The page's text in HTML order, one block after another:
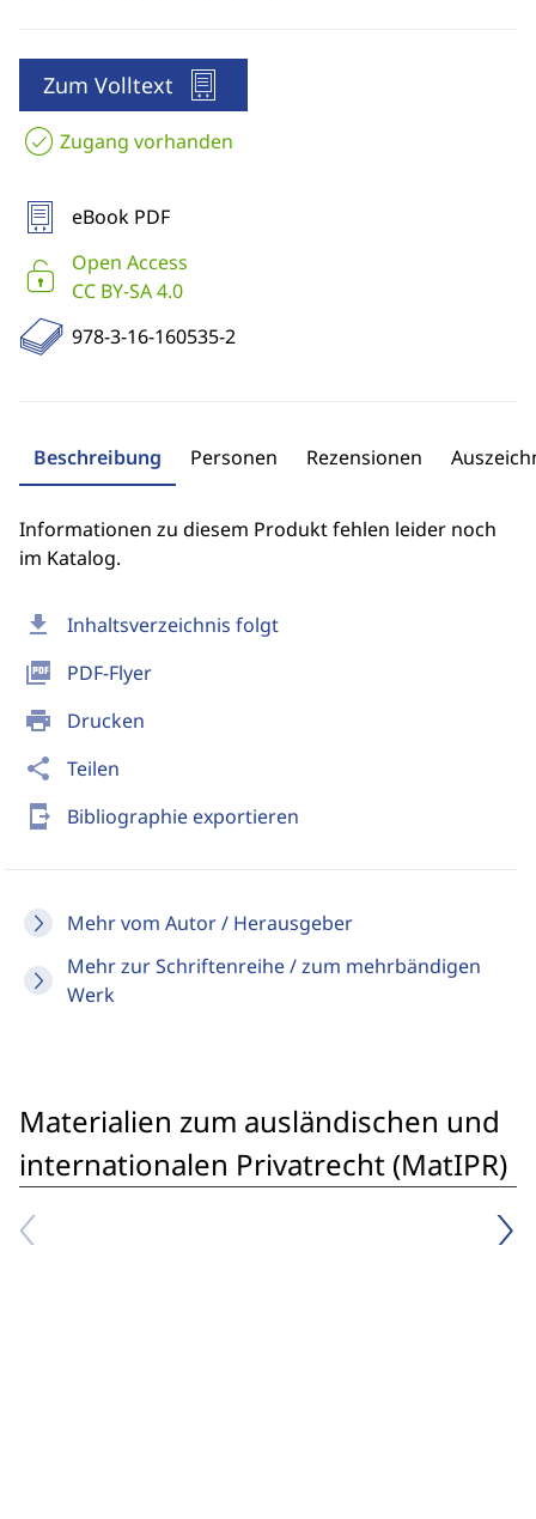
download Inhaltsverzeichnis folgt
picture_as_pdf PDF-Flyer
print Drucken
share Teilen
send_to_mobile Bibliographie exportieren
Mehr vom Autor / Herausgeber
Mehr zur Schriftenreihe / zum mehrbändigen
Werk
Zum Volltext
Zugang vorhanden
eBook PDF
Open Access
CC BY-SA 4.0
978-3-16-160535-2
Beschreibung Personen Rezensionen
Informationen zu diesem Produkt fehlen leider noch
im Katalog.
Materialien zum ausländischen und
internationalen Privatrecht (MatIPR)